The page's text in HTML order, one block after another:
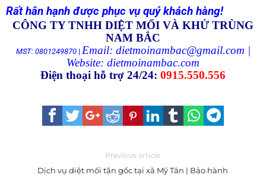
Rất hân hạnh được phục vụ quý khách hàng!
CÔNG TY TNHH DIỆT MỐI VÀ KHỬ TRÙNG
NAM BẮC
MST: 0801249870| Email: dietmoinambac@gmail.com |
Website: dietmoinambac.com
Điện thoại hỗ trợ 24/24: 0915.550.556
Previous article
Dịch vụ diệt mối tận gốc tại xã Mỹ Tân | Bảo hành